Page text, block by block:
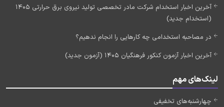
آخرین اخبار استخدام شرکت مادر تخصصی تولید نیروی برق حرارتی 1405
(استخدام جدید)
در مصاحبه استخدامی چه کارهایی را انجام ندهیم؟
آخرین اخبار آزمون کنکور فرهنگیان 1405 (آزمون جدید)
لینک‌های مهم
چهارشنبه‌های تخفیفی